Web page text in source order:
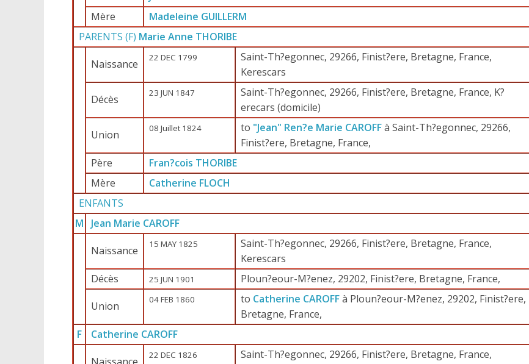
Mère
Madeleine GUILLERM
PARENTS (F) Marie Anne THORIBE
Naissance 22 DEC 1799
Saint-Th?egonnec, 29266, Finist?ere, Bretagne, France,
Kerescars
Décès 23 JUN 1847
Saint-Th?egonnec, 29266, Finist?ere, Bretagne, France, K?
erecars (domicile)
Union 08 Juillet 1824 to "Jean" Ren?e Marie CAROFFà Saint-Th?egonnec, 29266,
Finist?ere, Bretagne, France,
Père
Fran?cois THORIBE
Mère
Catherine FLOCH
ENFANTS
M
Jean Marie CAROFF
Naissance 15 MAY 1825
Saint-Th?egonnec, 29266, Finist?ere, Bretagne, France,
Kerescars
Décès
25 JUN 1901 Ploun?eour-M?enez, 29202, Finist?ere, Bretagne, France,
Union 04 FEB 1860 to Catherine CAROFFà Ploun?eour-M?enez, 29202, Finist?ere,
Bretagne, France,
F
Catherine CAROFF
22 DEC 1826
Saint-Th?egonnec, 29266, Finist?ere, Bretagne, France,